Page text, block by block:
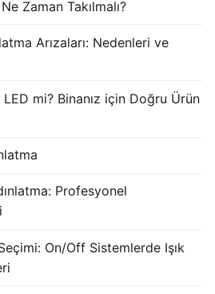
WallWasher Serisi
KATALOG
SSS
BLOG
English
Zaman Takılmalı?
Arızaları: Nedenleri ve
mi? Binanız için Doğru Ürün
Profesyonel
On/Off Sistemlerde Işık